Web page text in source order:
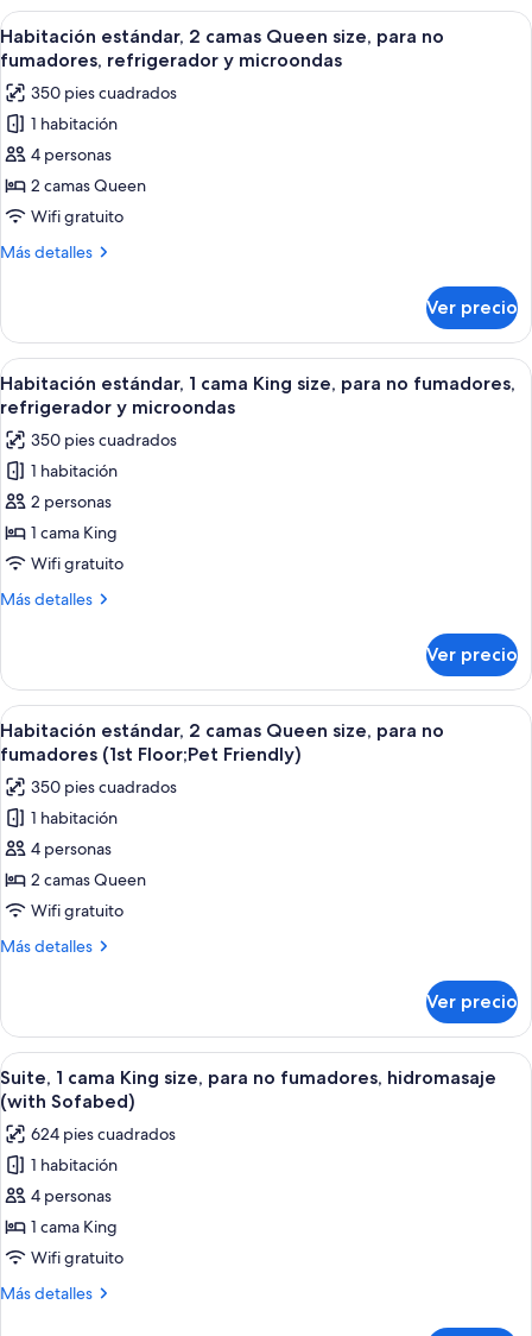
hidromasaje
(Oversized
Room)
cama
King
size,
no
fumadores,
hidromasaje
(Oversized
Room)
Abrir
todas
las
fotos
de
Habitación
estándar,
2
camas
para
no
fumadores,
refrigerador
y
microondas
Habitación de hotel con dos camas,
6
Habitación estándar, 2 camas Queen size, para no
fumadores, refrigerador y microondas
350 pies cuadrados
1 habitación
4 personas
2 camas Queen
Wifi gratuito
Más detalles
Más
estándar,
camas
Queen
para
no
fumadores,
refrigerador
y
Ver precio
Abrir
todas
las
fotos
de
Habitación
estándar,
1
cama
para
no
fumadores,
refrigerador
y
microondas
Habitación de hotel con una cama
5
Habitación estándar, 1 cama King size, para no fumadores,
refrigerador y microondas
350 pies cuadrados
1 habitación
2 personas
1 cama King
Wifi gratuito
Más detalles
Más
estándar,
cama
King
para
no
fumadores,
refrigerador
y
Ver precio
Abrir
todas
las
fotos
de
Habitación
estándar,
2
camas
para
no
fumadores
(1st
Floor;Pet
Friendly)
Habitación de hotel con dos camas,
5
Habitación estándar, 2 camas Queen size, para no
fumadores (1st Floor;Pet Friendly)
350 pies cuadrados
1 habitación
4 personas
2 camas Queen
Wifi gratuito
Más detalles
Más
estándar,
camas
Queen
size,
para
no
fumadores
(1st
Floor;Pet
Ver precio
Abrir
todas
las
fotos
de
Suite,
1
cama
King
Una habitación de hotel con una
4
Suite, 1 cama King size, para no fumadores, hidromasaje
(with Sofabed)
624 pies cuadrados
1 habitación
4 personas
1 cama King
Wifi gratuito
Más detalles
Más